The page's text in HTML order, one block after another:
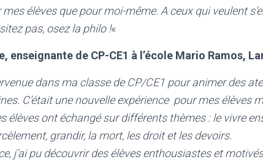
élèves que pour moi-même. A ceux qui veulent
pas, osez la philo !«
enseignante de CP-CE1 à l’école Mario Ramos,
dans ma classe de CP/CE1 pour animer des
C’était une nouvelle expérience pour mes élèves
élèves ont échangé sur différents thèmes : le vivre
grandir, la mort, les droit et les devoirs.
j’ai pu découvrir des élèves enthousiastes et